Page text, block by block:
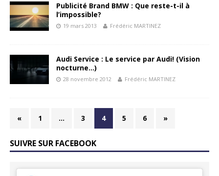
Publicité Brand BMW : Que reste-t-il à
l’impossible?
19 mars 2013 Frédéric MARTINEZ
Audi Service : Le service par Audi! (Vision
nocturne…)
28 novembre 2012 Frédéric MARTINEZ
« 1 … 3 4 5 6 »
SUIVRE SUR FACEBOOK